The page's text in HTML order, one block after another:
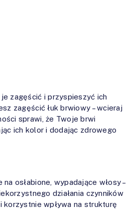
zagęścić i przyspieszyć ich
zagęścić łuk brwiowy – wcieraj
sprawi, że Twoje brwi
ich kolor i dodając zdrowego
osłabione, wypadające włosy –
działania czynników
wpływa na strukturę